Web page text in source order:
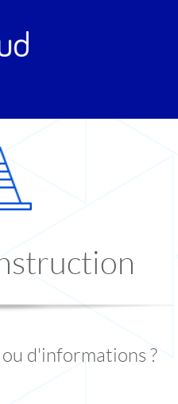
ou d'informations ?